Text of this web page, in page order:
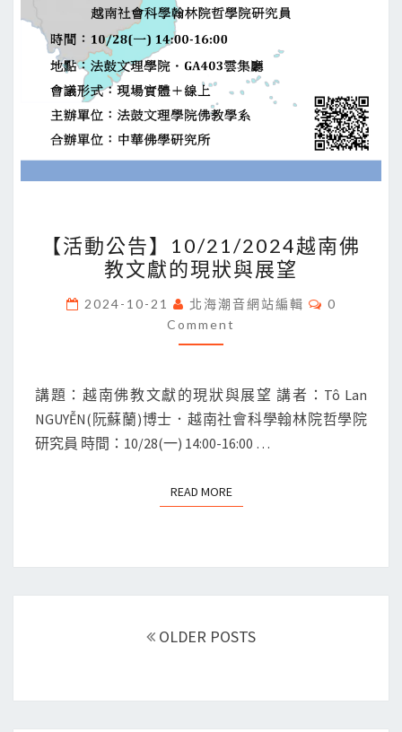
關
懷
與
個
人
動
機
動
公
告】
10/21/2024
越
佛
教
文
的
與
【活動公告】10/21/2024越南佛
教文獻的現狀與展望
2024-10-21 北海潮音網站編輯 Comments
0
Comment
講題：越南佛教文獻的現狀與展望 講者：Tô Lan
NGUYỄN(阮蘇蘭)博士．越南社會科學翰林院哲學院
研究員 時間：10/28(一) 14:00-16:00 …
READ MOREREAD MORE
OLDER POSTS